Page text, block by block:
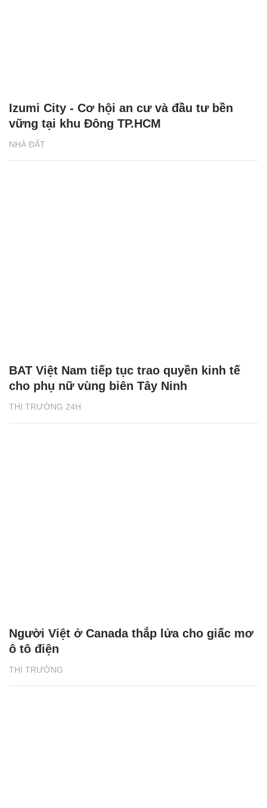
NHÀ ĐẤT
Izumi City - Cơ hội an cư và đầu tư bền
vững tại khu Đông TP.HCM
THỊ TRƯỜNG 24H
BAT Việt Nam tiếp tục trao quyền kinh tế
cho phụ nữ vùng biên Tây Ninh
THỊ TRƯỜNG
Người Việt ở Canada thắp lửa cho giấc mơ
ô tô điện